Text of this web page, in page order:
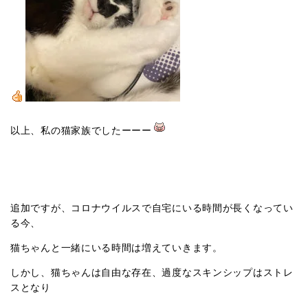
以上、私の猫家族でしたーーー
追加ですが、コロナウイルスで自宅にいる時間が長くなってい
る今、
猫ちゃんと一緒にいる時間は増えていきます。
しかし、猫ちゃんは自由な存在、過度なスキンシップはストレ
スとなり